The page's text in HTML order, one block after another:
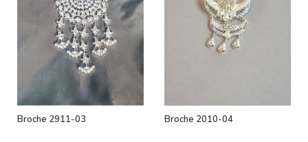
Broche 2911-03 Broche 2010-04